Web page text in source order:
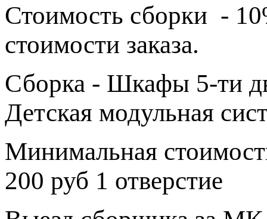
Стоимость сборки -
стоимости заказа.
Сборка - Шкафы 5-ти
Детская модульная
Минимальная
200 руб 1 отверстие